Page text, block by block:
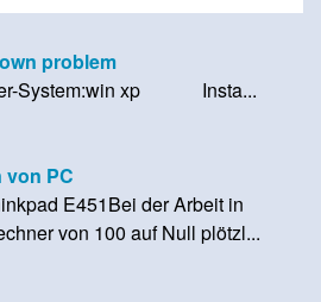
problem
System:win xp Insta...
von PC
E451Bei der Arbeit in
von 100 auf Null plötzl...